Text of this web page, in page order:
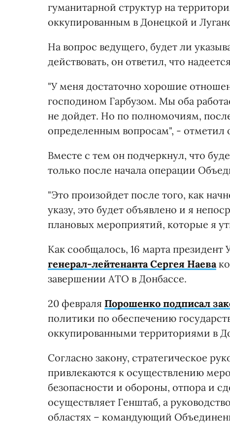
гуманитарной структур на
оккупированным в Донецкой и
На вопрос ведущего, будет ли
действовать, он ответил, что
"У меня достаточно хорошие
господином Гарбузом. Мы оба
не дойдет. Но по полномочиям,
определенным вопросам", - отметил
Вместе с тем он подчеркнул, что
только после начала операции
"Это произойдет после того, как
указу, это будет объявлено и я
плановых мероприятий, которые я
Как сообщалось, 16 марта
генерал-лейтенанта Сергея Наева
завершении АТО в Донбассе.
20 февраля Порошенко подписал
политики по обеспечению
оккупированными территориями в
Согласно закону, стратегическое
привлекаются к осуществлению
безопасности и обороны, отпора и
осуществляет Генштаб, а
областях – командующий